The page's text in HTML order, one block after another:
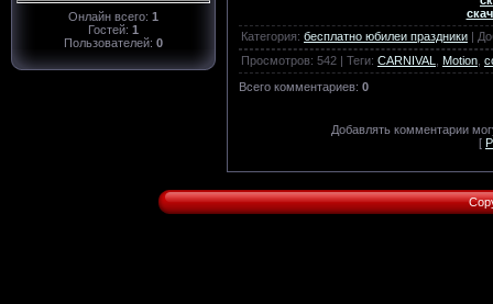
Онлайн всего: 1
Гостей: 1
Пользователей: 0
Категория: бесплатно юбилеи праздники |
Просмотров: 542 | Теги: CARNIVAL Motion
Всего комментариев: 0
Добавлять комментарии
[